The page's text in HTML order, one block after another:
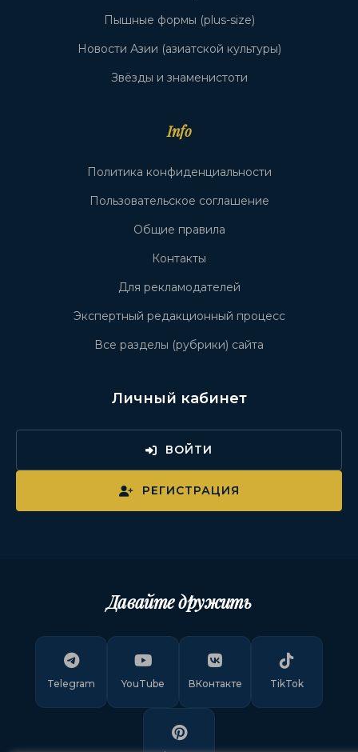
Пышные формы (plus-size)
Новости Азии (азиатской культуры)
Звёзды и знаменистоти
Info
Политика конфиденциальности
Пользовательское соглашение
Общие правила
Контакты
Для рекламодателей
Экспертный редакционный процесс
Все разделы (рубрики) сайта
Личный кабинет
ВОЙТИ
РЕГИСТРАЦИЯ
Давайте дружить
Telegram YouTube ВКонтакте TikTok